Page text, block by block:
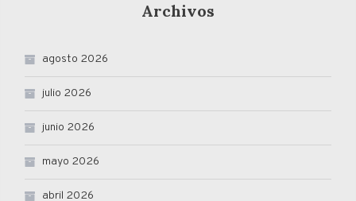
Archivos
agosto 2026
julio 2026
junio 2026
mayo 2026
abril 2026